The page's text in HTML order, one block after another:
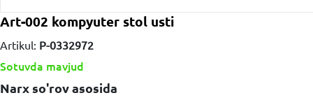
Art-002 kompyuter stol usti
Artikul: P-0332972
Sotuvda mavjud
Narx so'rov asosida